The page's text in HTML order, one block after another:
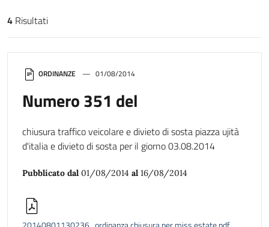
Risultati di ricerca
4 Risultati
ORDINANZE 01/08/2014
Numero 351 del
chiusura traffico veicolare e divieto di sosta piazza ujità
d'italia e divieto di sosta per il giorno 03.08.2014
Pubblicato dal 01/08/2014 al 16/08/2014